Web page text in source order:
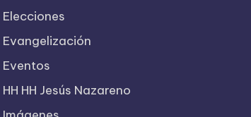
Elecciones
Evangelización
Eventos
HH HH Jesús Nazareno